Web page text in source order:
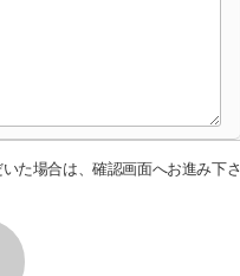
た場合は、確認画面へお進み下さ